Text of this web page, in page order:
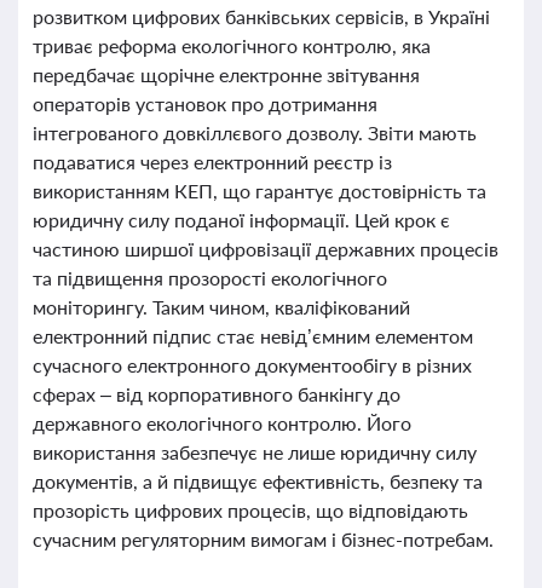
розвитком цифрових банківських сервісів, в Україні
триває реформа екологічного контролю, яка
передбачає щорічне електронне звітування
операторів установок про дотримання
інтегрованого довкіллєвого дозволу. Звіти мають
подаватися через електронний реєстр із
використанням КЕП, що гарантує достовірність та
юридичну силу поданої інформації. Цей крок є
частиною ширшої цифровізації державних процесів
та підвищення прозорості екологічного
моніторингу. Таким чином, кваліфікований
електронний підпис стає невід’ємним елементом
сучасного електронного документообігу в різних
сферах – від корпоративного банкінгу до
державного екологічного контролю. Його
використання забезпечує не лише юридичну силу
документів, а й підвищує ефективність, безпеку та
прозорість цифрових процесів, що відповідають
сучасним регуляторним вимогам і бізнес-потребам.